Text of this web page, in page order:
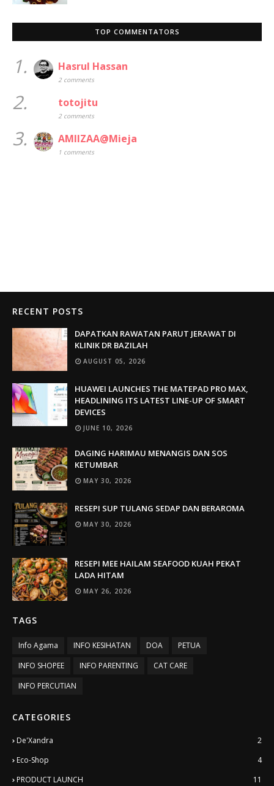
TOP COMMENTATORS
1. Hasrul Hassan
2 comments
2. totojitu
2 comments
3. AMIIZAA@Mieja
1 comments
RECENT POSTS
DAPATKAN RAWATAN PARUT JERAWAT DI
KLINIK DR BAZILAH
AUGUST 05, 2026
HUAWEI LAUNCHES THE MATEPAD PRO MAX,
HEADLINING ITS LATEST LINE-UP OF SMART
DEVICES
JUNE 10, 2026
DAGING HARIMAU MENANGIS DAN SOS
KETUMBAR
MAY 30, 2026
RESEPI SUP TULANG SEDAP DAN BERAROMA
MAY 30, 2026
RESEPI MEE HAILAM SEAFOOD KUAH PEKAT
LADA HITAM
MAY 26, 2026
TAGS
Info Agama INFO KESIHATAN DOA
PETUA
INFO SHOPEE
INFO PARENTING
CAT CARE
INFO PERCUTIAN
CATEGORIES
De'Xandra
2
Eco-Shop
4
PRODUCT LAUNCH
11